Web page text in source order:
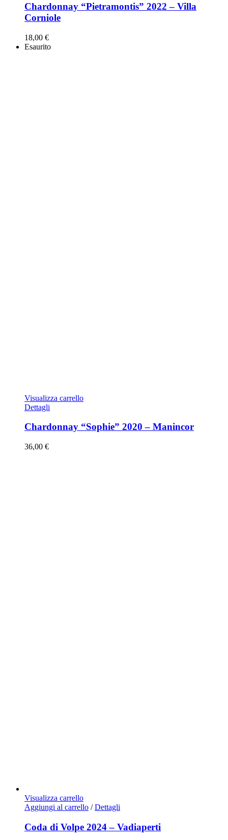
Chardonnay “Pietramontis” 2022 – Villa
Corniole
18,00 €
Esaurito
Visualizza carrello
Dettagli
Chardonnay “Sophie” 2020 – Manincor
36,00 €
Visualizza carrello
Aggiungi al carrello / Dettagli
Coda di Volpe 2024 – Vadiaperti